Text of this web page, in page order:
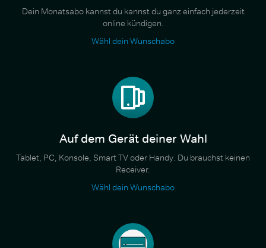
Dein Monatsabo kannst du kannst du ganz einfach jederzeit
online kündigen.
Wähl dein Wunschabo
Auf dem Gerät deiner Wahl
Tablet, PC, Konsole, Smart TV oder Handy. Du brauchst keinen
Receiver.
Wähl dein Wunschabo